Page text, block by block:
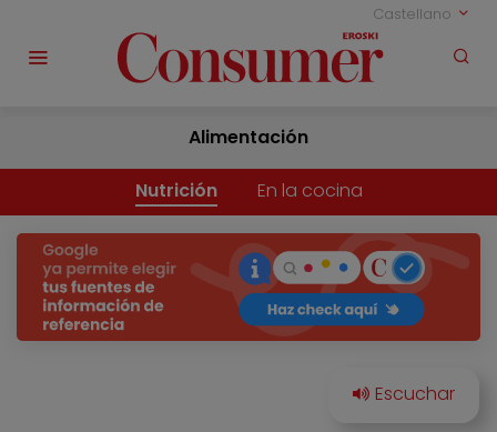
Castellano
Alimentación
Nutrición En la cocina